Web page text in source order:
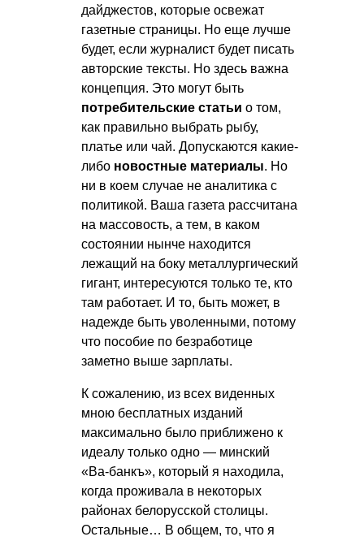
дайджестов, которые освежат
газетные страницы. Но еще лучше
будет, если журналист будет писать
авторские тексты. Но здесь важна
концепция. Это могут быть
потребительские статьи о том,
как правильно выбрать рыбу,
платье или чай. Допускаются какие-
либо новостные материалы. Но
ни в коем случае не аналитика с
политикой. Ваша газета рассчитана
на массовость, а тем, в каком
состоянии нынче находится
лежащий на боку металлургический
гигант, интересуются только те, кто
там работает. И то, быть может, в
надежде быть уволенными, потому
что пособие по безработице
заметно выше зарплаты.
К сожалению, из всех виденных
мною бесплатных изданий
максимально было приближено к
идеалу только одно — минский
«Ва-банкъ», который я находила,
когда проживала в некоторых
районах белорусской столицы.
Остальные… В общем, то, что я